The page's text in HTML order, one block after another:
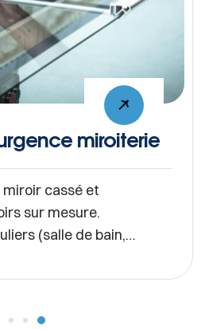
Dépannage
cassée
Interventions rapides sur
vitrages : simple, double,